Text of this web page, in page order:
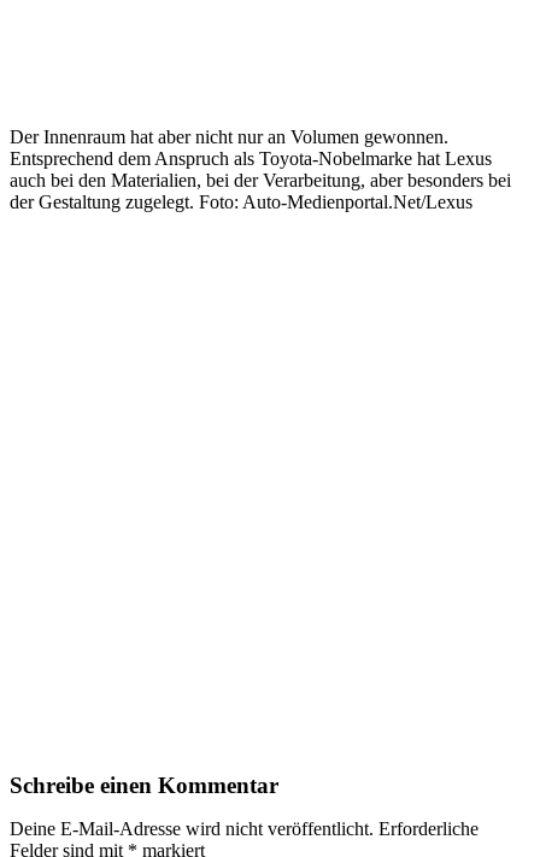
Der Innenraum hat aber nicht nur an Volumen gewonnen.
Entsprechend dem Anspruch als Toyota-Nobelmarke hat Lexus
auch bei den Materialien, bei der Verarbeitung, aber besonders bei
der Gestaltung zugelegt. Foto: Auto-Medienportal.Net/Lexus
Schreibe einen Kommentar
Deine E-Mail-Adresse wird nicht veröffentlicht. Erforderliche
Felder sind mit * markiert